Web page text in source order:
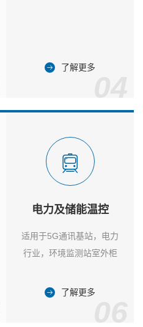
了解更多
电力及储能温控
适用于5G通讯基站，电力
行业，环境监测站室外柜
了解更多